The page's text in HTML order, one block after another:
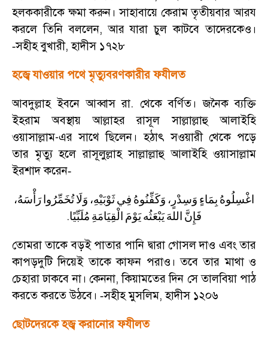
হলককারীকে ক্ষমা করুন। সাহাবায়ে কেরাম তৃতীয়বার আরয
করলে তিনি বললেন,আর যারা চুল কাটবে তাদেরকেও।
-সহীহ বুখারী,হাদীস ১৭২৮
হজ্বে যাওয়ার পথে মৃত্যুবরণকারীর ফযীলত
আবদুল্লাহ ইবনে আব্বাস রা. থেকে বর্ণিত। জনৈক ব্যক্তি
ইহরাম অবস্থায় আল্লাহর রাসূল সাল্লাল্লাহু আলাইহি
ওয়াসাল্লাম-এর সাথে ছিলেন। হঠাৎ সওয়ারী থেকে পড়ে
তার মৃত্যু হলে রাসূলুল্লাহ সাল্লাল্লাহু আলাইহি ওয়াসাল্লাম
ইরশাদ করেন-
اغْسِلُوهُ بِمَاءٍ وَسِدْرٍ، وَكَفِّنُوهُ فِيثَوْبَيْهِ، وَلَاتُخَمِّرُوا رَأْسَهُ،
فَإِنَّ اللهَيَبْعَثُهيَوْمَ الْقِيَامَةِ مُلَبِّيًا.
তোমরা তাকে বড়ই পাতার পানি দ্বারা গোসল দাও এবং তার
কাপড়দুটি দিয়েই তাকে কাফন পরাও। তবে তার মাথা ও
চেহারা ঢাকবে না। কেননা,কিয়ামতের দিন সে তালবিয়া পাঠ
করতে করতে উঠবে। -সহীহ মুসলিম,হাদীস ১২০৬
ছোটদেরকে হজ্ব করানোর ফযীলত